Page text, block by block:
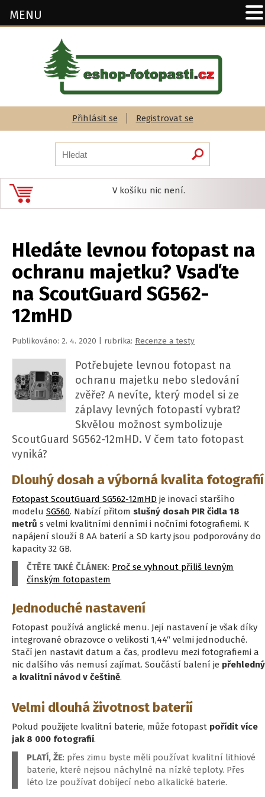
Přihlásit se Registrovat se
V košíku nic není.
Hledáte levnou fotopast na
ochranu majetku? Vsaďte
na ScoutGuard SG562-
12mHD
Publikováno: 2. 4. 2020 | rubrika: Recenze a testy
Potřebujete levnou fotopast na
ochranu majetku nebo sledování
zvěře? A nevíte, který model si ze
záplavy levných fotopastí vybrat?
Skvělou možnost symbolizuje
ScoutGuard SG562-12mHD. V čem tato fotopast
vyniká?
Dlouhý dosah a výborná kvalita fotografií
Fotopast ScoutGuard SG562-12mHD je inovací staršího
modelu SG560. Nabízí přitom slušný dosah PIR čidla 18
metrů s velmi kvalitními denními i nočními fotografiemi. K
napájení slouží 8 AA baterií a SD karty jsou podporovány do
kapacity 32 GB.
ČTĚTE TAKÉ ČLÁNEK: Proč se vyhnout příliš levným
čínským fotopastem
Jednoduché nastavení
Fotopast používá anglické menu. Její nastavení je však díky
integrované obrazovce o velikosti 1,44“ velmi jednoduché.
Stačí jen nastavit datum a čas, prodlevu mezi fotografiemi a
nic dalšího vás nemusí zajímat. Součástí balení je přehledný
a kvalitní návod v češtině.
Velmi dlouhá životnost baterií
Pokud použijete kvalitní baterie, může fotopast pořídit více
jak 8 000 fotografií.
PLATÍ, ŽE: přes zimu byste měli používat kvalitní lithiové
baterie, které nejsou náchylné na nízké teploty. Přes
léto lze používat dobíjecí nebo alkalické baterie.
MENU